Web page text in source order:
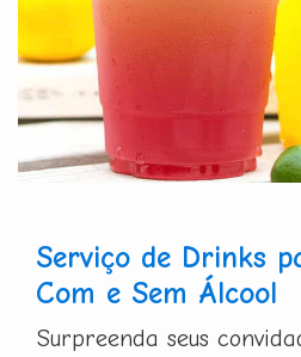
Serviço de Drinks
Com e Sem Álcool
Surpreenda seus